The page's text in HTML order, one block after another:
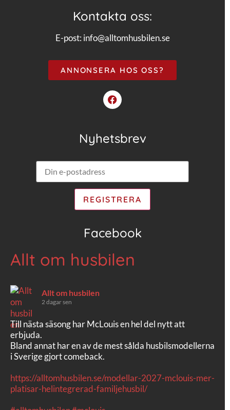
Kontakta oss:
E-post: info@alltomhusbilen.se
ANNONSERA HOS OSS?
Nyhetsbrev
Facebook
Allt om husbilen
Allt om husbilen
2 dagar sen
Till nästa säsong har McLouis en hel del nytt att
erbjuda.
Bland annat har en av de mest sålda husbilsmodellerna
i Sverige gjort comeback.
https://alltomhusbilen.se/modellar-2027-mclouis-mer-
platisar-helintegrerad-familjehusbil/